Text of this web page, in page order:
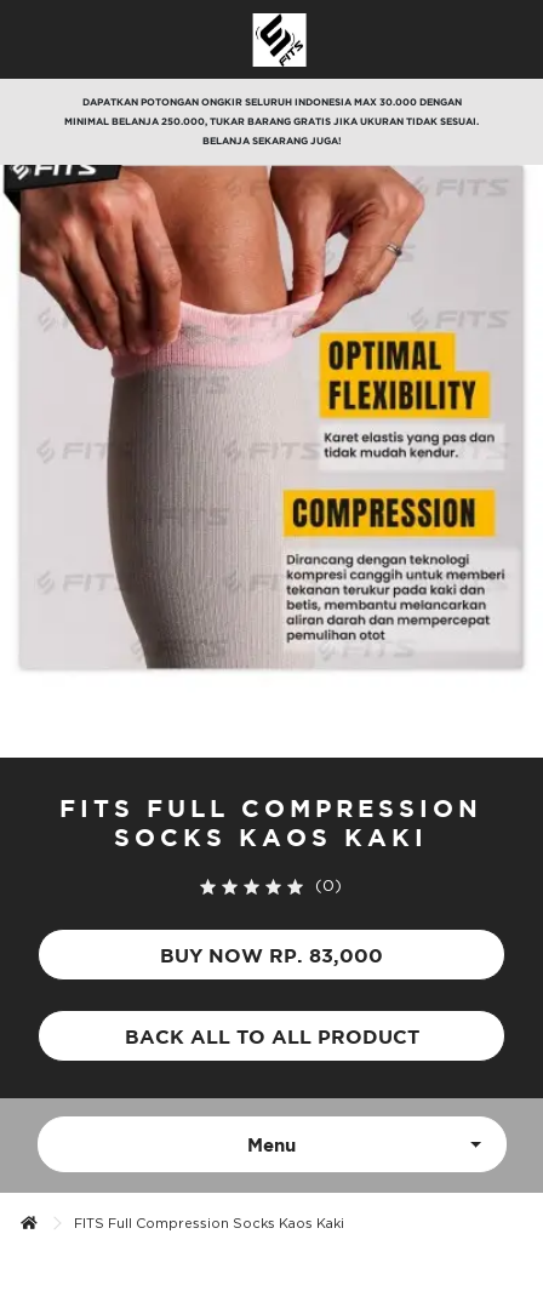
DAPATKAN POTONGAN ONGKIR SELURUH INDONESIA MAX 30.000 DENGAN
MINIMAL BELANJA 250.000, TUKAR BARANG GRATIS JIKA UKURAN TIDAK SESUAI.
BELANJA SEKARANG JUGA!
FITS FULL COMPRESSION
SOCKS KAOS KAKI
(0)
BUY NOW RP. 83,000
BACK ALL TO ALL PRODUCT
Menu
FITS Full Compression Socks Kaos Kaki